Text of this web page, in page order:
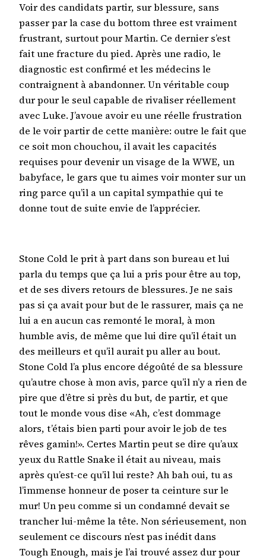
Voir des candidats partir, sur blessure, sans
passer par la case du bottom three est vraiment
frustrant, surtout pour Martin. Ce dernier s’est
fait une fracture du pied. Après une radio, le
diagnostic est confirmé et les médecins le
contraignent à abandonner. Un véritable coup
dur pour le seul capable de rivaliser réellement
avec Luke. J’avoue avoir eu une réelle frustration
de le voir partir de cette manière: outre le fait que
ce soit mon chouchou, il avait les capacités
requises pour devenir un visage de la WWE, un
babyface, le gars que tu aimes voir monter sur un
ring parce qu’il a un capital sympathie qui te
donne tout de suite envie de l’apprécier.
Stone Cold le prit à part dans son bureau et lui
parla du temps que ça lui a pris pour être au top,
et de ses divers retours de blessures. Je ne sais
pas si ça avait pour but de le rassurer, mais ça ne
lui a en aucun cas remonté le moral, à mon
humble avis, de même que lui dire qu’il était un
des meilleurs et qu’il aurait pu aller au bout.
Stone Cold l’a plus encore dégoûté de sa blessure
qu’autre chose à mon avis, parce qu’il n’y a rien de
pire que d’être si près du but, de partir, et que
tout le monde vous dise «Ah, c’est dommage
alors, t’étais bien parti pour avoir le job de tes
rêves gamin!». Certes Martin peut se dire qu’aux
yeux du Rattle Snake il était au niveau, mais
après qu’est-ce qu’il lui reste? Ah bah oui, tu as
l’immense honneur de poser ta ceinture sur le
mur! Un peu comme si un condamné devait se
trancher lui-même la tête. Non sérieusement, non
seulement ce discours n’est pas inédit dans
Tough Enough, mais je l’ai trouvé assez dur pour